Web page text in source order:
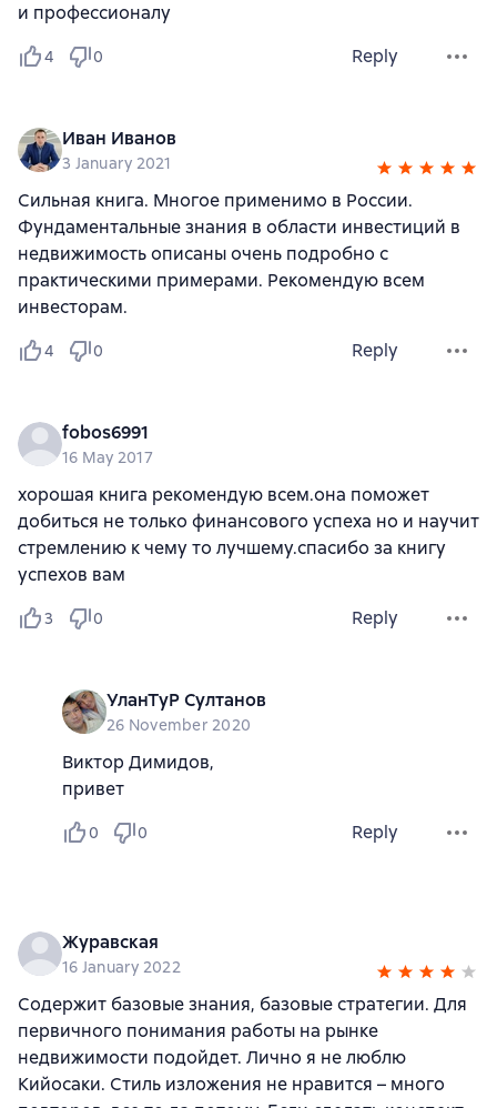
и профессионалу
4 0 Reply
Иван Иванов
3 January 2021
Сильная книга. Многое применимо в России.
Фундаментальные знания в области инвестиций в
недвижимость описаны очень подробно с
практическими примерами. Рекомендую всем
инвесторам.
4 0 Reply
fobos6991
16 May 2017
хорошая книга рекомендую всем.она поможет
добиться не только финансового успеха но и научит
стремлению к чему то лучшему.спасибо за книгу
успехов вам
3 0 Reply
УланТуР Султанов
26 November 2020
Виктор Димидов,
привет
0 0 Reply
Журавская
16 January 2022
Содержит базовые знания, базовые стратегии. Для
первичного понимания работы на рынке
недвижимости подойдет. Лично я не люблю
Кийосаки. Стиль изложения не нравится – много